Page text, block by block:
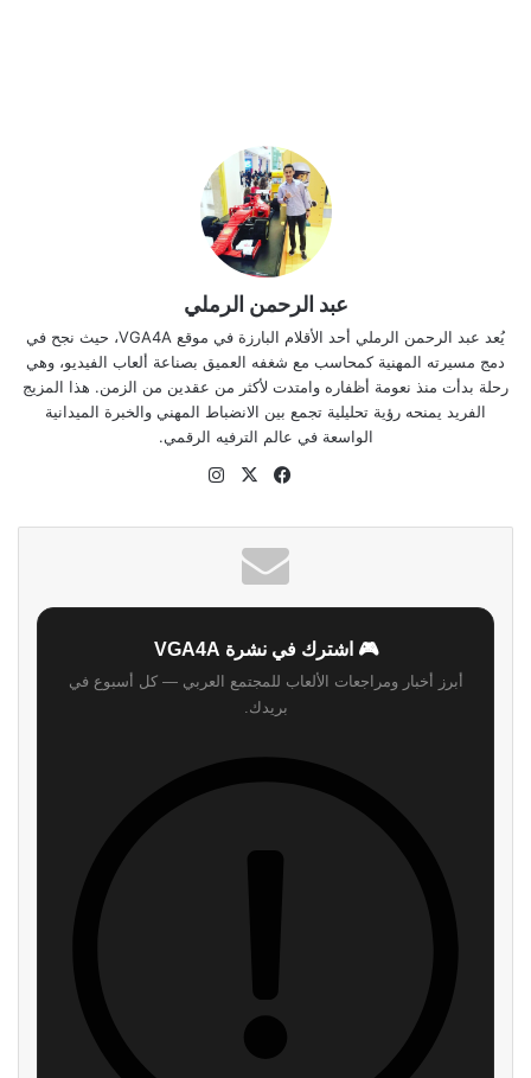
عبد الرحمن الرملي
يُعد عبد الرحمن الرملي أحد الأقلام البارزة في موقع VGA4A، حيث نجح في
دمج مسيرته المهنية كمحاسب مع شغفه العميق بصناعة ألعاب الفيديو، وهي
رحلة بدأت منذ نعومة أظفاره وامتدت لأكثر من عقدين من الزمن. هذا المزيج
الفريد يمنحه رؤية تحليلية تجمع بين الانضباط المهني والخبرة الميدانية
الواسعة في عالم الترفيه الرقمي.
موقع
فيسبوك
‫X
🎮 اشترك في نشرة VGA4A
أبرز أخبار ومراجعات الألعاب للمجتمع العربي — كل أسبوع في
بريدك.